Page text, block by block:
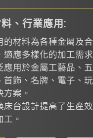
、行業應用:
的材料為各種金屬及
適應多樣化的加工需求
應用於金屬工藝品、
首飾、名牌、電子、
方案。
床台設計提高了生產
工。